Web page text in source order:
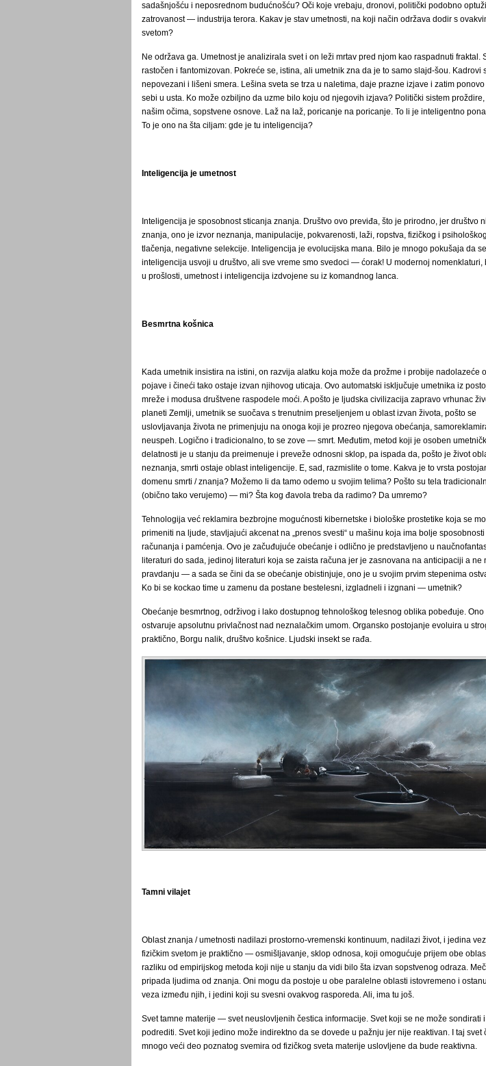
sadašnjošću i neposrednom budućnošću? Oči koje vrebaju, dronovi, politički podobno
zatrovanost ― industrija terora. Kakav je stav umetnosti, na koji način održava dodir s
svetom?
Ne održava ga. Umetnost je analizirala svet i on leži mrtav pred njom kao raspadnuti fraktal.
rastočen i fantomizovan. Pokreće se, istina, ali umetnik zna da je to samo slajd-šou. Kadrovi
nepovezani i lišeni smera. Lešina sveta se trza u naletima, daje prazne izjave i zatim ponovo
sebi u usta. Ko može ozbiljno da uzme bilo koju od njegovih izjava? Politički sistem proždire,
našim očima, sopstvene osnove. Laž na laž, poricanje na poricanje. To li je inteligentno
To je ono na šta ciljam: gde je tu inteligencija?
Inteligencija je umetnost
Inteligencija je sposobnost sticanja znanja. Društvo ovo previđa, što je prirodno, jer društvo
znanja, ono je izvor neznanja, manipulacije, pokvarenosti, laži, ropstva, fizičkog i psihološkog
tlačenja, negativne selekcije. Inteligencija je evolucijska mana. Bilo je mnogo pokušaja da se
inteligencija usvoji u društvo, ali sve vreme smo svedoci ― ćorak! U modernoj nomenklaturi,
u prošlosti, umetnost i inteligencija izdvojene su iz komandnog lanca.
Besmrtna košnica
Kada umetnik insistira na istini, on razvija alatku koja može da prožme i probije nadolazeće
pojave i čineći tako ostaje izvan njihovog uticaja. Ovo automatski isključuje umetnika iz
mreže i modusa društvene raspodele moći. A pošto je ljudska civilizacija zapravo vrhunac
planeti Zemlji, umetnik se suočava s trenutnim preseljenjem u oblast izvan života, pošto se
uslovljavanja života ne primenjuju na onoga koji je prozreo njegova obećanja,
neuspeh. Logično i tradicionalno, to se zove ― smrt. Međutim, metod koji je osoben
delatnosti je u stanju da preimenuje i preveže odnosni sklop, pa ispada da, pošto je život
neznanja, smrti ostaje oblast inteligencije. E, sad, razmislite o tome. Kakva je to vrsta
domenu smrti / znanja? Možemo li da tamo odemo u svojim telima? Pošto su tela
(obično tako verujemo) ― mi? Šta kog đavola treba da radimo? Da umremo?
Tehnologija već reklamira bezbrojne mogućnosti kibernetske i biološke prostetike koja se
primeniti na ljude, stavljajući akcenat na „prenos svesti“ u mašinu koja ima bolje sposobnosti
računanja i pamćenja. Ovo je začuđujuće obećanje i odlično je predstavljeno u
literaturi do sada, jedinoj literaturi koja se zaista računa jer je zasnovana na anticipaciji a ne
pravdanju ― a sada se čini da se obećanje obistinjuje, ono je u svojim prvim stepenima
Ko bi se kockao time u zamenu da postane bestelesni, izgladneli i izgnani ― umetnik?
Obećanje besmrtnog, održivog i lako dostupnog tehnološkog telesnog oblika pobeđuje. Ono
ostvaruje apsolutnu privlačnost nad neznalačkim umom. Organsko postojanje evoluira u
praktično, Borgu nalik, društvo košnice. Ljudski insekt se rađa.
Tamni vilajet
Oblast znanja / umetnosti nadilazi prostorno-vremenski kontinuum, nadilazi život, i jedina
fizičkim svetom je praktično ― osmišljavanje, sklop odnosa, koji omogućuje prijem obe
razliku od empirijskog metoda koji nije u stanju da vidi bilo šta izvan sopstvenog odraza.
pripada ljudima od znanja. Oni mogu da postoje u obe paralelne oblasti istovremeno i
veza između njih, i jedini koji su svesni ovakvog rasporeda. Ali, ima tu još.
Svet tamne materije ― svet neuslovljenih čestica informacije. Svet koji se ne može sondirati i
podrediti. Svet koji jedino može indirektno da se dovede u pažnju jer nije reaktivan. I taj svet
mnogo veći deo poznatog svemira od fizičkog sveta materije uslovljene da bude reaktivna.